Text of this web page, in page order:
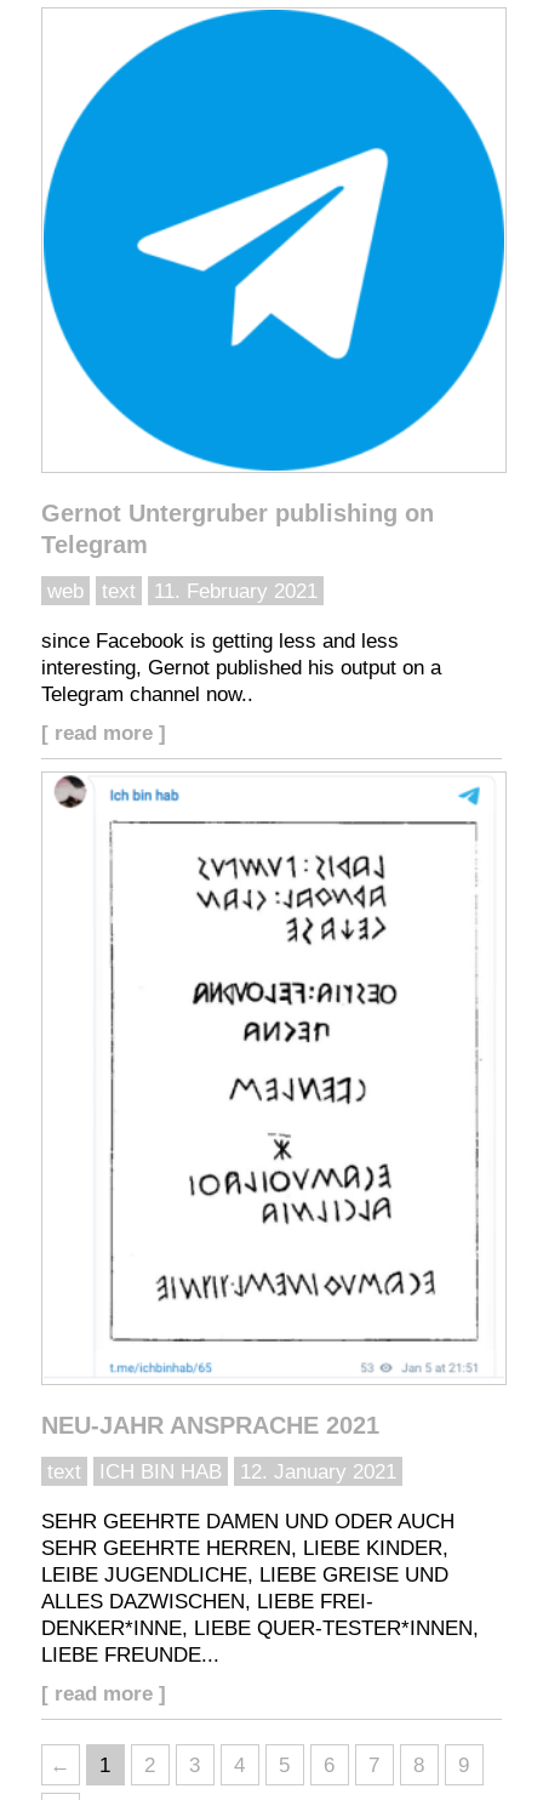
Gernot Untergruber publishing on
Telegram
web text 11. February 2021
since Facebook is getting less and less
interesting, Gernot published his output on a
Telegram channel now..
[ read more ]
NEU-JAHR ANSPRACHE 2021
text ICH BIN HAB 12. January 2021
SEHR GEEHRTE DAMEN UND ODER AUCH
SEHR GEEHRTE HERREN, LIEBE KINDER,
LEIBE JUGENDLICHE, LIEBE GREISE UND
ALLES DAZWISCHEN, LIEBE FREI-
DENKER*INNE, LIEBE QUER-TESTER*INNEN,
LIEBE FREUNDE...
[ read more ]
← 1 2 3 4 5 6 7 8 9